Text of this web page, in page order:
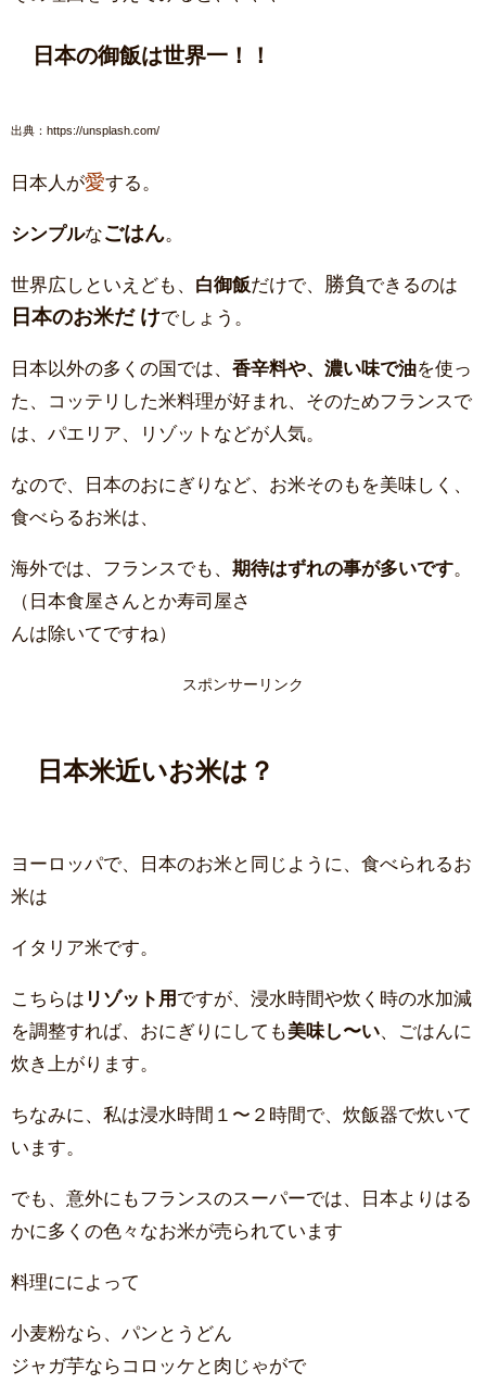
日本の御飯は世界一！！
出典：https://unsplash.com/
日本人が愛する。
シンプルなごはん
世界広しといえども、 白御飯だけで、 勝負できるのは
日本のお米だけでしょう。
日本以外の多くの国では、 香辛料や、濃い味で油を使っ
た、コッテリした米料理が好まれ、そのためフランスで
は、パエリア、リゾットなどが人気。
なので、日本のおにぎりなど、お米そのもを美味しく、
食べらるお米は、
海外では、フランスでも、 期待はずれの事が多いです
（日本食屋さんとか寿司屋さ
んは除いてですね）
スポンサーリンク
日本米近いお米は？
ヨーロッパで、日本のお米と同じように、食べられるお
米は
イタリア米です。
こちらは リゾット用 ですが、浸水時間や炊く時の水加減
を調整すれば、おにぎりにしても美味し〜い 、ごはんに
炊き上がります。
ちなみに、私は浸水時間１〜２時間で、炊飯器で炊いて
います。
でも、意外にもフランスのスーパーでは、日本よりはる
かに多くの色々なお米が売られています
料理にによって
小麦粉なら、パンとうどん
ジャガ芋ならコロッケと肉じゃがで